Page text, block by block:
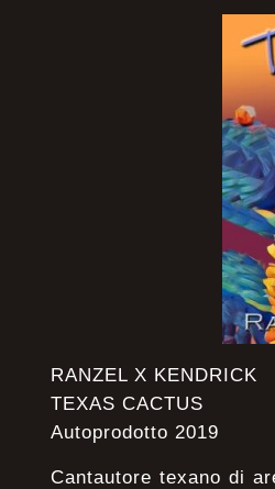
RANZEL X KENDRICK
TEXAS CACTUS
Autoprodotto 2019
Cantautore texano di